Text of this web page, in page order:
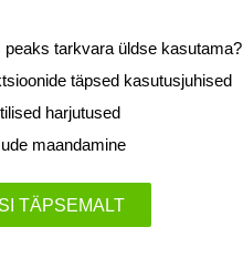
peaks tarkvara üldse kasutama?
täpsed kasutusjuhised
harjutused
maandamine
TÄPSEMALT